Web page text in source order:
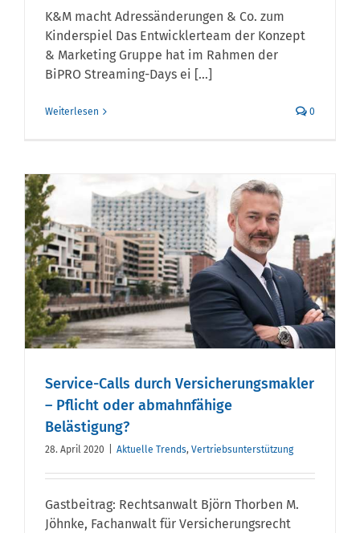
K&M macht Adressänderungen & Co. zum
Kinderspiel Das Entwicklerteam der Konzept
& Marketing Gruppe hat im Rahmen der
BiPRO Streaming-Days ei [...]
Weiterlesen 0
Service-Calls durch Versicherungsmakler
– Pflicht oder abmahnfähige
Belästigung?
28. April 2020 Aktuelle Trends, Vertriebsunterstützung
Gastbeitrag: Rechtsanwalt Björn Thorben M.
Jöhnke, Fachanwalt für Versicherungsrecht